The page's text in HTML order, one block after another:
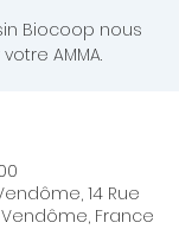
Biocoop nous
AMMA.
14 Rue
Vendôme, France